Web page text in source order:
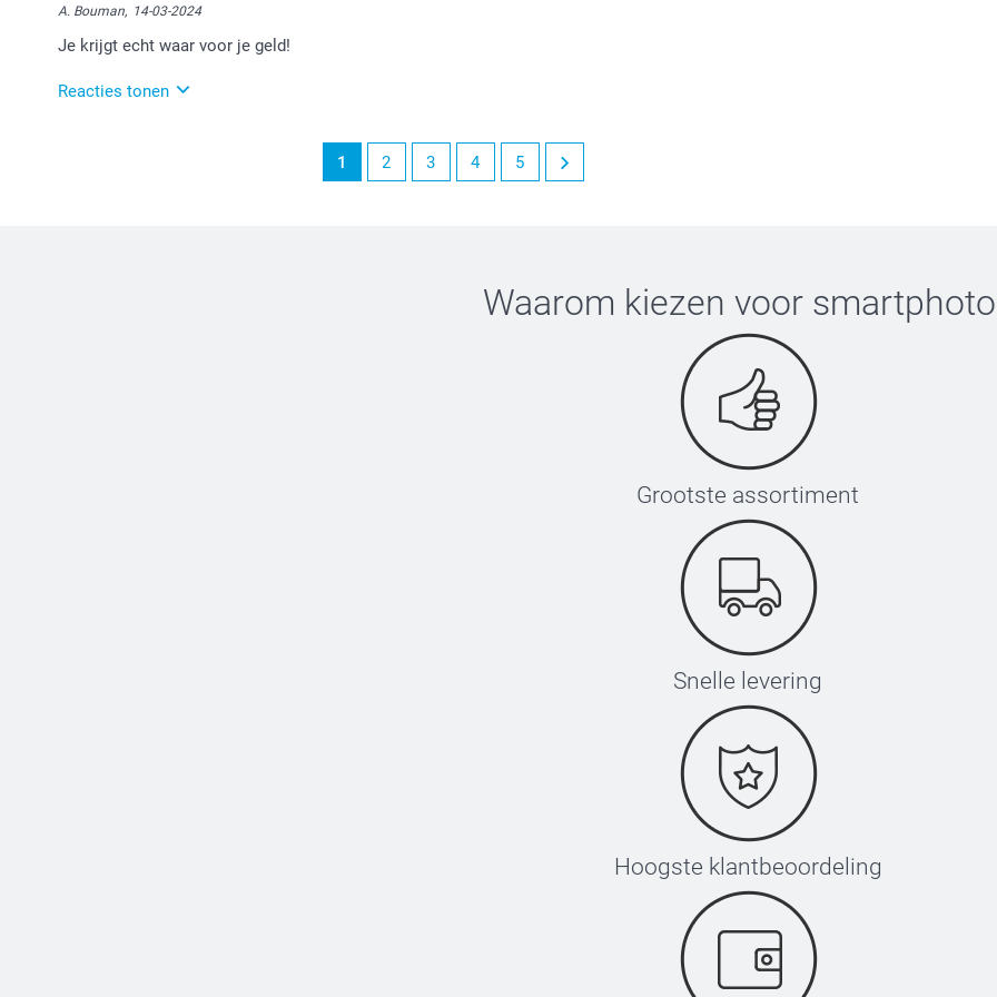
het geven)!
A. Bouman, 14-03-2024
Je krijgt echt waar voor je geld!
Reacties tonen
1 2 3 4 5
Waarom kiezen voor smartphoto
Grootste assortiment
Snelle levering
Hoogste klantbeoordeling